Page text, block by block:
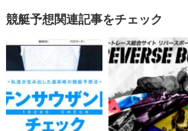
競艇予想関連記事をチェック